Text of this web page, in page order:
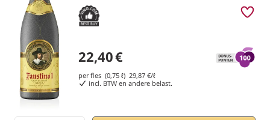
22,40€
per fles (0,75 ℓ) 29,87 €/ℓ
incl. BTW en andere belast.